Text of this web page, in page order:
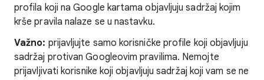
profila koji na Google kartama objavljuju sadržaj kojim
krše pravila nalaze se u nastavku.
Važno: prijavljujte samo korisničke profile koji objavljuju
sadržaj protivan Googleovim pravilima. Nemojte
prijavljivati korisnike koji objavljuju sadržaj koji vam se ne